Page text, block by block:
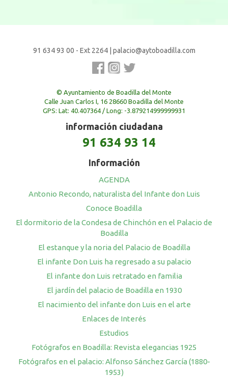
91 634 93 00 - Ext 2264| palacio@aytoboadilla.com
© Ayuntamiento de Boadilla del Monte
Calle Juan Carlos I, 16 28660 Boadilla del Monte
GPS: Lat: 40.407364 / Long: -3.879214999999931
información ciudadana
91 634 93 14
Información
AGENDA
Antonio Recondo, naturalista del Infante don Luis
Conoce Boadilla
El dormitorio de la Condesa de Chinchón en el Palacio de
Boadilla
El estanque y la noria del Palacio de Boadilla
El infante Don Luis ha regresado a su palacio
El infante don Luis retratado en familia
El jardín del palacio de Boadilla en 1930
El nacimiento del infante don Luis en el arte
Enlaces de Interés
Estudios
Fotógrafos en Boadilla: Revista elegancias 1925
Fotógrafos en el palacio: Alfonso Sánchez García (1880-
1953)